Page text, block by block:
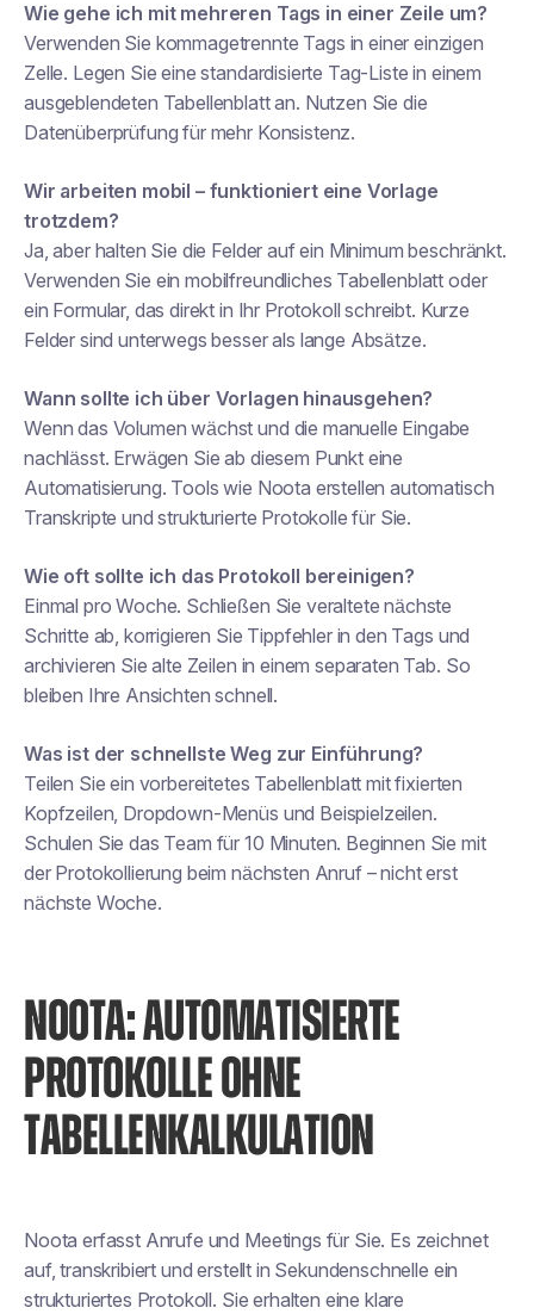
Wie gehe ich mit mehreren Tags in einer Zeile um?
Verwenden Sie kommagetrennte Tags in einer einzigen
Zelle. Legen Sie eine standardisierte Tag-Liste in einem
ausgeblendeten Tabellenblatt an. Nutzen Sie die
Datenüberprüfung für mehr Konsistenz.
Wir arbeiten mobil – funktioniert eine Vorlage
trotzdem?
Ja, aber halten Sie die Felder auf ein Minimum beschränkt.
Verwenden Sie ein mobilfreundliches Tabellenblatt oder
ein Formular, das direkt in Ihr Protokoll schreibt. Kurze
Felder sind unterwegs besser als lange Absätze.
Wann sollte ich über Vorlagen hinausgehen?
Wenn das Volumen wächst und die manuelle Eingabe
nachlässt. Erwägen Sie ab diesem Punkt eine
Automatisierung. Tools wie Noota erstellen automatisch
Transkripte und strukturierte Protokolle für Sie.
Wie oft sollte ich das Protokoll bereinigen?
Einmal pro Woche. Schließen Sie veraltete nächste
Schritte ab, korrigieren Sie Tippfehler in den Tags und
archivieren Sie alte Zeilen in einem separaten Tab. So
bleiben Ihre Ansichten schnell.
Was ist der schnellste Weg zur Einführung?
Teilen Sie ein vorbereitetes Tabellenblatt mit fixierten
Kopfzeilen, Dropdown-Menüs und Beispielzeilen.
Schulen Sie das Team für 10 Minuten. Beginnen Sie mit
der Protokollierung beim nächsten Anruf – nicht erst
nächste Woche.
NOOTA: AUTOMATISIERTE
PROTOKOLLE OHNE
TABELLENKALKULATION
Noota erfasst Anrufe und Meetings für Sie. Es zeichnet
auf, transkribiert und erstellt in Sekundenschnelle ein
strukturiertes Protokoll. Sie erhalten eine klare